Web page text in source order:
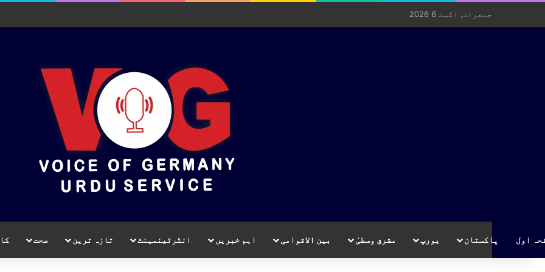
جمعرات, اگست 6 2026
اول پاکستان یورپ مشرق وسطیٰ بین الاقوامی اہم خبریں انٹرٹینمینٹ تازہ ترین صحت